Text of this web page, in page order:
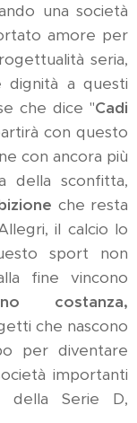
una società
amore per
seria,
dignità a questi
che dice "Cadi
con questo
con ancora più
della sconfitta,
che resta
il calcio lo
sport non
fine vincono
costanza,
che nascono
per diventare
importanti
della Serie D,